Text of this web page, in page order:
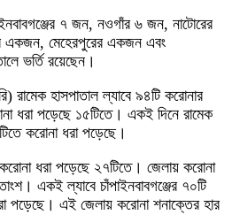
৭ জন, নওগাঁর ৬ জন, নাটোরের
একজন, মেহেরপুরের একজন এবং
ভর্তি রয়েছেন।
হাসপাতাল ল্যাবে ৯৪টি করোনার
ধরা পড়েছে ১৫টিতে। একই দিনে রামেক
করোনা ধরা পড়েছে।
করোনা ধরা পড়েছে ২৭টিতে। জেলায় করোনা
একই ল্যাবে চাঁপাইনবাবগঞ্জের ৭০টি
পড়েছে। এই জেলায় করোনা শনাক্তের হার